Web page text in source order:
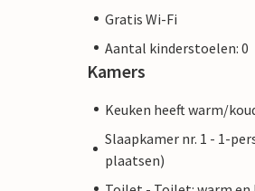
Gratis Wi-Fi
Aantal kinderstoelen: 0
Kamers
Keuken heeft warm/
Slaapkamer nr. 1 - 1-
plaatsen)